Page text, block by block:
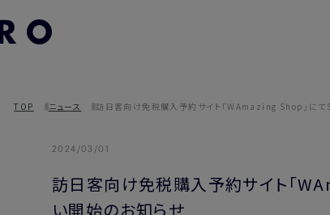
TOP ニュース 訪日客向け免税購入予約サイト「WAmazing Shop」に
2024/03/01
訪日客向け免税購入予約サイト「
い開始のお知らせ